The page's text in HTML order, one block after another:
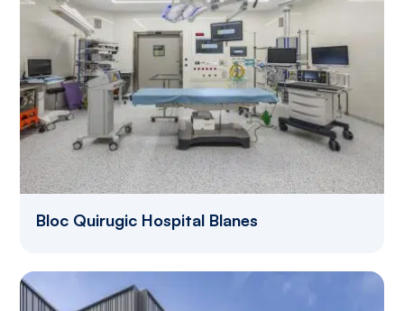
Bloc Quirugic Hospital Blanes